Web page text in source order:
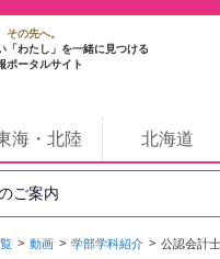
その先へ。
「わたし」を一緒に見つける
ポータルサイト
海・北陸 北海道
ご案内
動画 学部学科紹介 公認会計士